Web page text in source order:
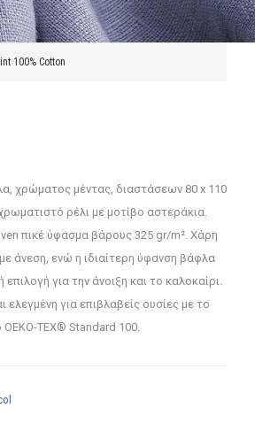
100% Cotton
χρώματος μέντας, διαστάσεων 80 x 110
ρέλι με μοτίβο αστεράκια.
πικέ ύφασμα βάρους 325 gr/m². Χάρη
άνεση, ενώ η ιδιαίτερη ύφανση βάφλα
για την άνοιξη και το καλοκαίρι.
για επιβλαβείς ουσίες με το
TEX® Standard 100.